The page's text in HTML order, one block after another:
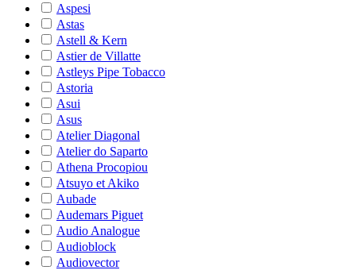
Aspesi
Astas
Astell & Kern
Astier de Villatte
Astleys Pipe Tobacco
Astoria
Asui
Asus
Atelier Diagonal
Atelier do Saparto
Athena Procopiou
Atsuyo et Akiko
Aubade
Audemars Piguet
Audio Analogue
Audioblock
Audiovector